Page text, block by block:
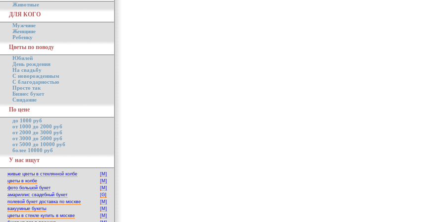
Животные
ДЛЯ КОГО
Мужчине
Женщине
Ребенку
Цветы по поводу
Юбилей
День рождения
На свадьбу
С новорожденным
С благодарностью
Просто так
Бизнес букет
Свидание
По цене
до 1000 руб
от 1000 до 2000 руб
от 2000 до 3000 руб
от 3000 до 5000 руб
от 5000 до 10000 руб
более 10000 руб
У нас ищут
живые цветы в стеклянной колбе
[M]
цветы в колбе
[M]
фото большой букет
[M]
амариллис свадебный букет
[G]
полевой букет доставка по москве
[M]
вакуумные букеты
[M]
цветы в стекле купить в москве
[M]